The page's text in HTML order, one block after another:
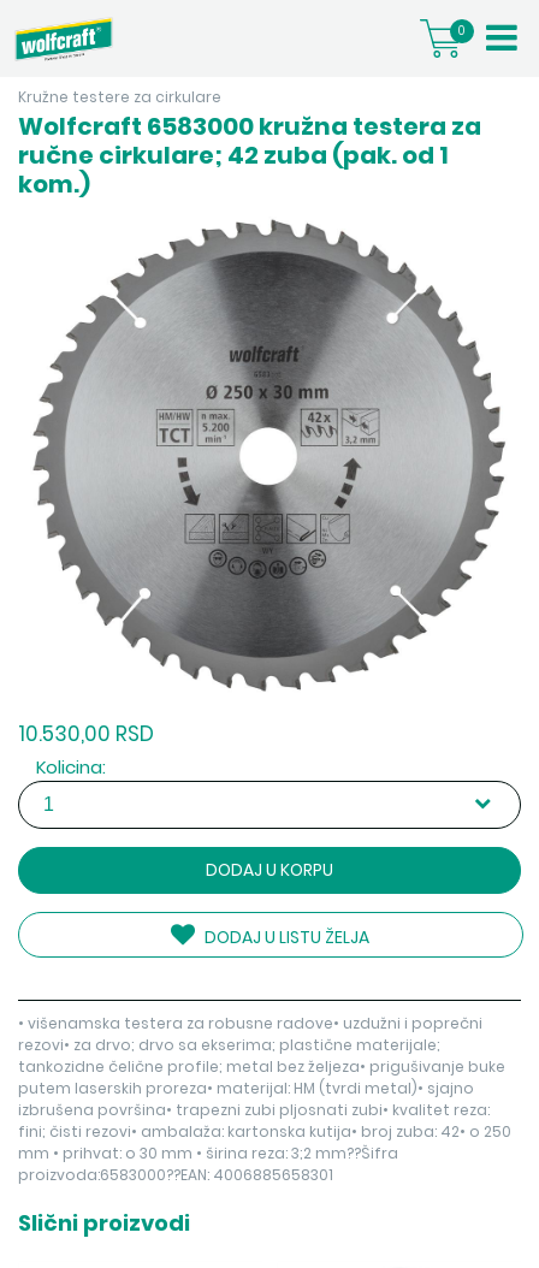
0
Kružne testere za cirkulare
Wolfcraft 6583000 kružna testera za
ručne cirkulare; 42 zuba (pak. od 1
kom.)
10.530,00 RSD
Kolicina:
DODAJ U KORPU
DODAJ U LISTU ŽELJA
• višenamska testera za robusne radove• uzdužni i poprečni
rezovi• za drvo; drvo sa ekserima; plastične materijale;
tankozidne čelične profile; metal bez željeza• prigušivanje buke
putem laserskih proreza• materijal: HM (tvrdi metal)• sjajno
izbrušena površina• trapezni zubi pljosnati zubi• kvalitet reza:
fini; čisti rezovi• ambalaža: kartonska kutija• broj zuba: 42• o 250
mm • prihvat: o 30 mm • širina reza: 3;2 mm??Šifra
proizvoda:6583000??EAN: 4006885658301
Slični proizvodi